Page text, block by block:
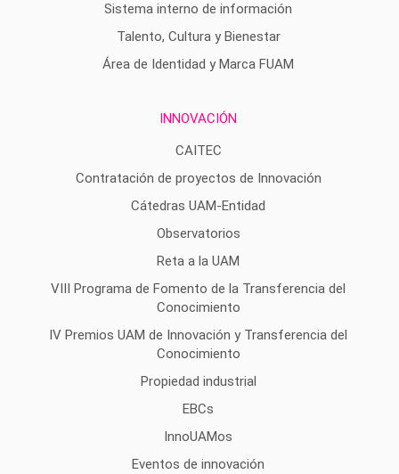
Sistema interno de información
Talento, Cultura y Bienestar
Área de Identidad y Marca FUAM
INNOVACIÓN
CAITEC
Contratación de proyectos de Innovación
Cátedras UAM-Entidad
Observatorios
Reta a la UAM
VIII Programa de Fomento de la Transferencia del
Conocimiento
IV Premios UAM de Innovación y Transferencia del
Conocimiento
Propiedad industrial
EBCs
InnoUAMos
Eventos de innovación